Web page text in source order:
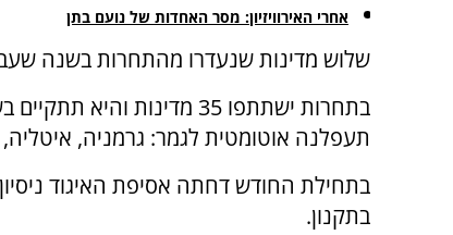
אחרי האירוויזיון: מסר האחדות של נועם בתן
שלוש מדינות שנעדרו מהתחרות בשנה
תעפלנה אוטומטית לגמר: גרמניה,
בתחילת החודש דחתה אסיפת האיגוד
בתקנון.